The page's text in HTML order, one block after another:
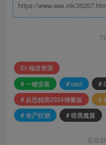
https://www.aae.ink/
端游资源
# 一键安装
# csol
#
# 反恐精英2024增量版
#
# 丧尸狂潮
# 暗黑魔翼
喜欢